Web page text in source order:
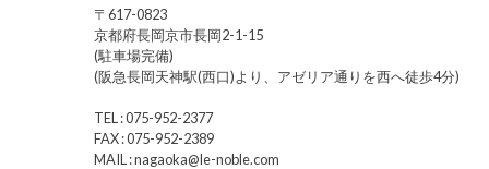
〒617-0823
京都府長岡京市長岡2-1-15
(駐車場完備)
(阪急長岡天神駅(西口)より、アゼリア通りを西へ徒歩4分)
TEL : 075-952-2377
FAX : 075-952-2389
MAIL : nagaoka@le-noble.com